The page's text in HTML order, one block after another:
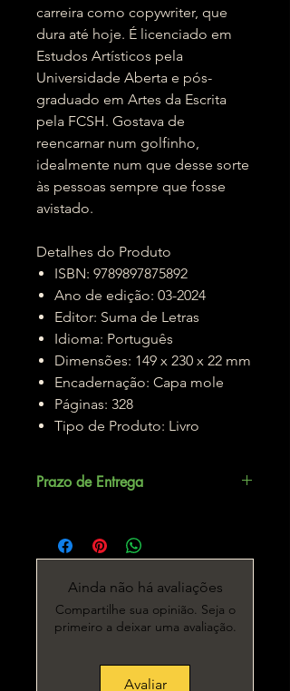
carreira como copywriter, que
dura até hoje. É licenciado em
Estudos Artísticos pela
Universidade Aberta e pós-
graduado em Artes da Escrita
pela FCSH. Gostava de
reencarnar num golfinho,
idealmente num que desse sorte
às pessoas sempre que fosse
avistado.
Detalhes do Produto
ISBN: 9789897875892
Ano de edição: 03-2024
Editor: Suma de Letras
Idioma: Português
Dimensões: 149 x 230 x 22 mm
Encadernação: Capa mole
Páginas: 328
Tipo de Produto: Livro
Prazo de Entrega
Ainda não há avaliações
Compartilhe sua opinião. Seja o
primeiro a deixar uma avaliação.
Avaliar